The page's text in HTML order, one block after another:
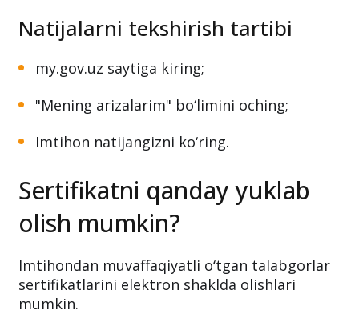
Natijalarni tekshirish tartibi
my.gov.uz saytiga kiring;
"Mening arizalarim" bo‘limini oching;
Imtihon natijangizni ko‘ring.
Sertifikatni qanday yuklab
olish mumkin?
Imtihondan muvaffaqiyatli o‘tgan talabgorlar
sertifikatlarini elektron shaklda olishlari
mumkin.